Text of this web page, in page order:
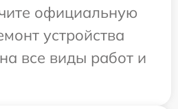
официальную
устройства
все виды работ и